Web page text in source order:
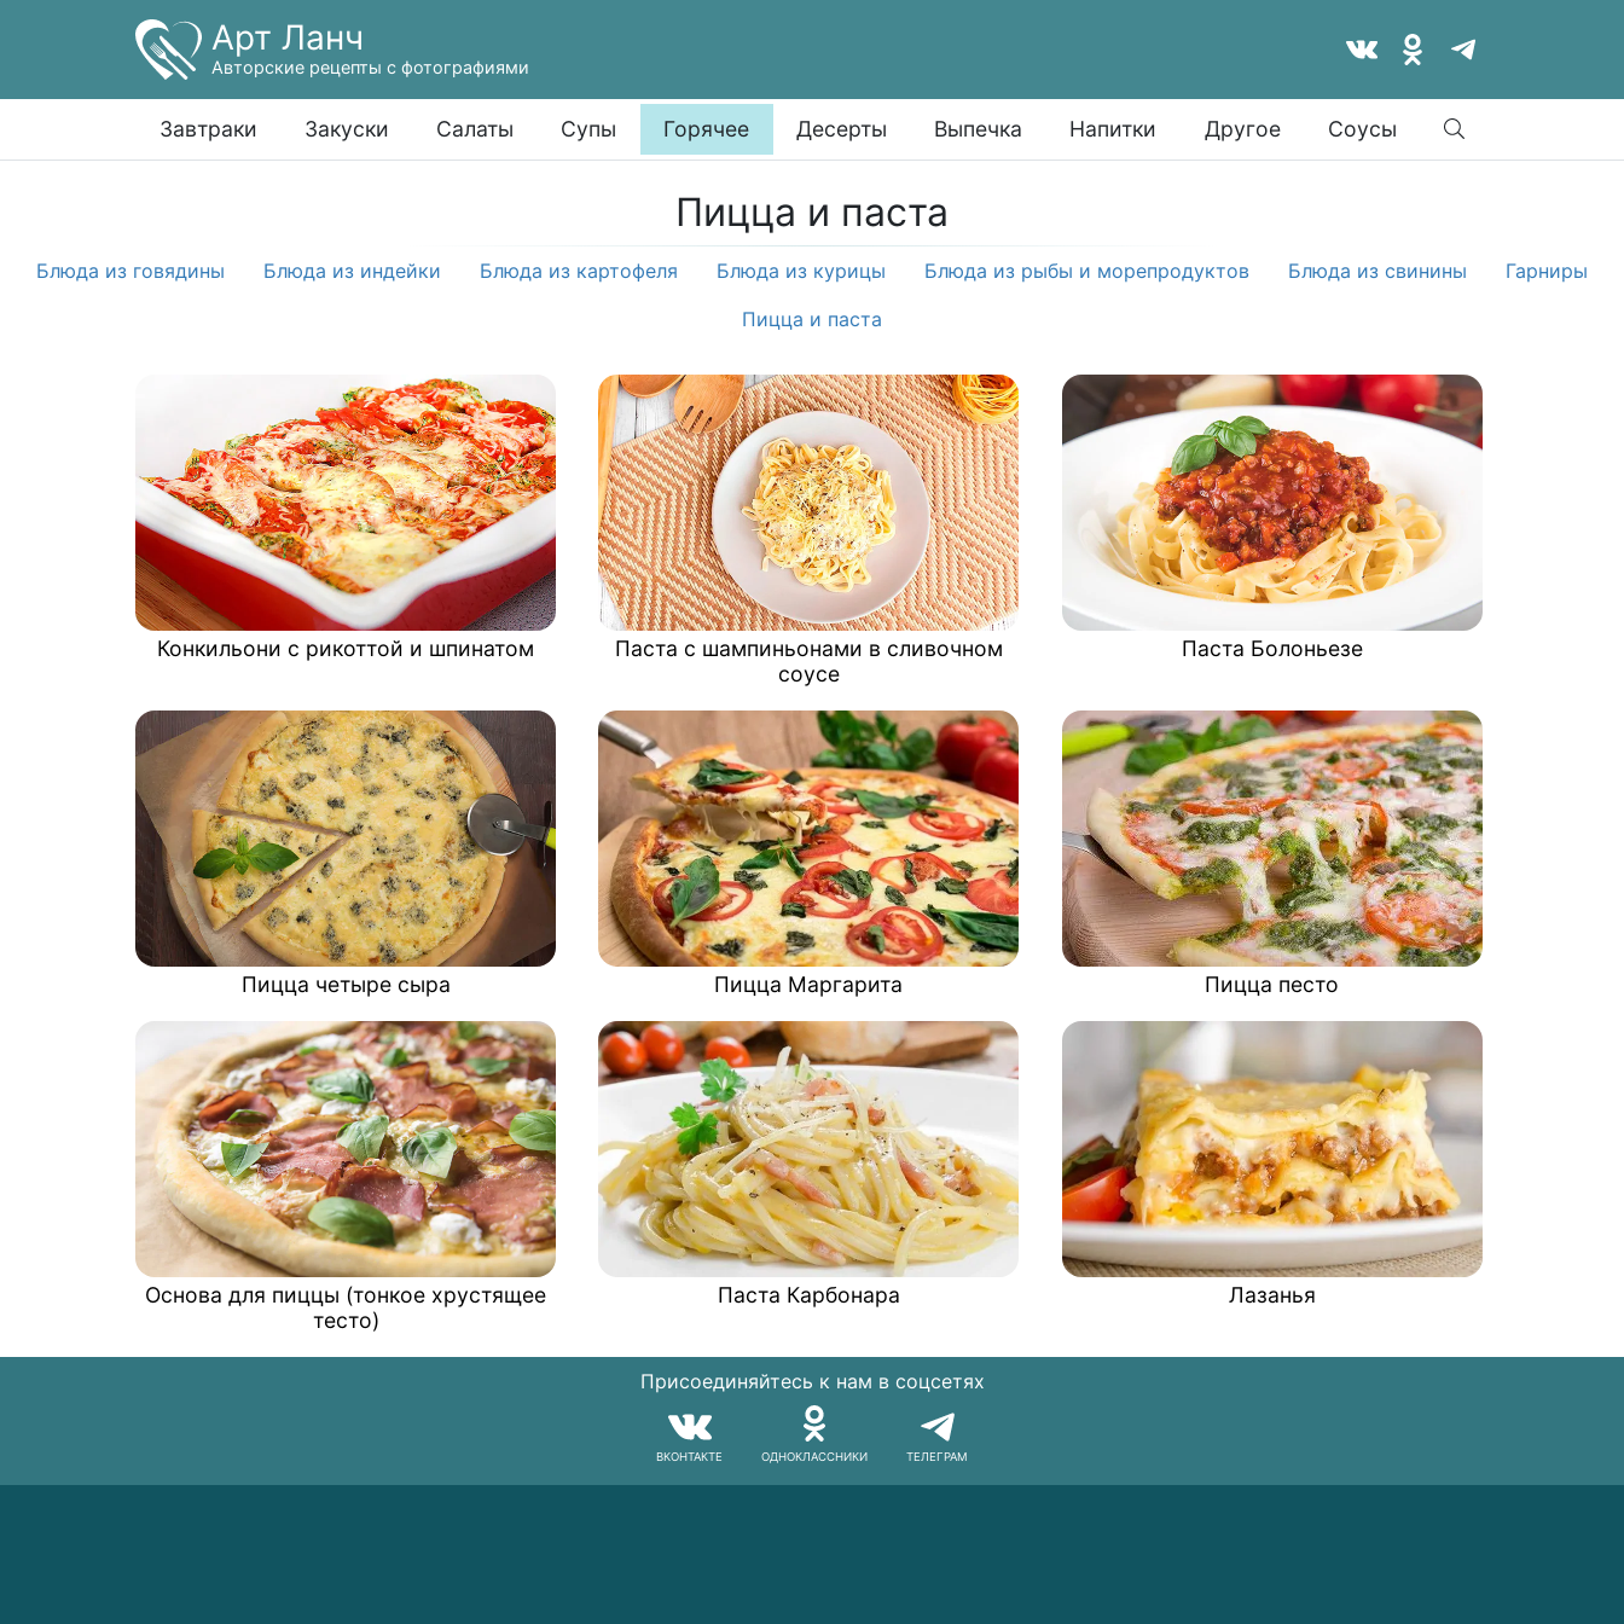
Арт Ланч
Авторские рецепты с фотографиями
Завтраки Закуски Салаты Супы Горячее Десерты Выпечка Напитки Другое Соусы
Найти
Пицца и паста
Блюда из говядины Блюда из индейки Блюда из картофеля Блюда из курицы Блюда из рыбы и морепродуктов Блюда из свинины
Гарниры
Пицца и паста
Конкильони с рикоттой и шпинатом
Паста с шампиньонами в сливочном
соусе
Паста Болоньезе
Пицца четыре сыра Пицца Маргарита Пицца песто
Основа для пиццы (тонкое хрустящее
тесто)
Паста Карбонара Лазанья
Присоединяйтесь к нам в соцсетях
ВКОНТАКТЕ ОДНОКЛАССНИКИ ТЕЛЕГРАМ